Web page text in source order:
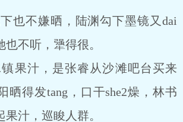
不嫌晒，陆渊勾下墨镜又dai
也不听，犟得很。
汁，是张睿从沙滩吧台买来
晒得发tang，口干she2燥，林书
汁，巡睃人群。